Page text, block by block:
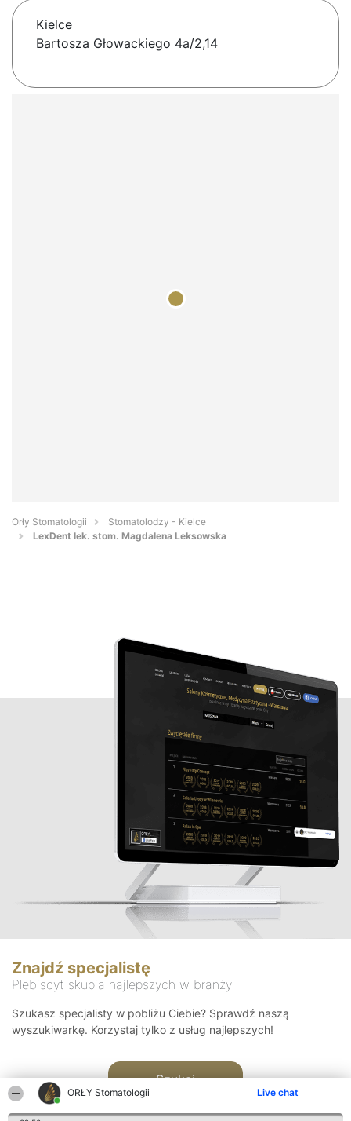
ORŁY Stomatologii Live chat
Kielce
Bartosza Głowackiego 4a/2,14
Orły Stomatologii
Stomatolodzy - Kielce
LexDent lek. stom. Magdalena Leksowska
Znajdź specjalistę
Plebiscyt skupia najlepszych w branży
Szukasz specjalisty w pobliżu Ciebie? Sprawdź naszą
wyszukiwarkę. Korzystaj tylko z usług najlepszych!
Szukaj